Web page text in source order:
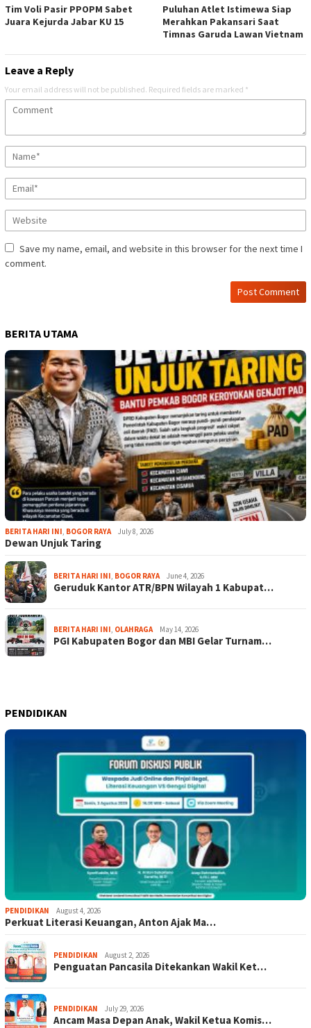
Tim Voli Pasir PPOPM Sabet
Juara Kejurda Jabar KU 15
Puluhan Atlet Istimewa Siap
Merahkan Pakansari Saat
Timnas Garuda Lawan Vietnam
Leave a Reply
Your email address will not be published. Required fields are marked *
Save my name, email, and website in this browser for the next time I
comment.
BERITA UTAMA
BERITA HARI INI, BOGOR RAYA July 8, 2026
Dewan Unjuk Taring
BERITA HARI INI, BOGOR RAYA June 4, 2026
Geruduk Kantor ATR/BPN Wilayah 1 Kabupat…
BERITA HARI INI, OLAHRAGA May 14, 2026
PGI Kabupaten Bogor dan MBI Gelar Turnam…
PENDIDIKAN
PENDIDIKAN August 4, 2026
Perkuat Literasi Keuangan, Anton Ajak Ma…
PENDIDIKAN August 2, 2026
Penguatan Pancasila Ditekankan Wakil Ket…
PENDIDIKAN July 29, 2026
Ancam Masa Depan Anak, Wakil Ketua Komis…